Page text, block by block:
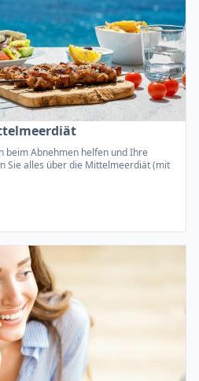
beim Abnehmen helfen und Ihre
Sie alles über die Mittelmeerdiät (mit